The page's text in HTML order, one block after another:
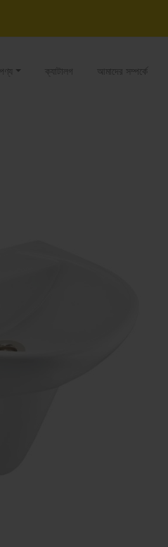
পণ্য ক্যাটালগ আমাদের সম্পর্কে